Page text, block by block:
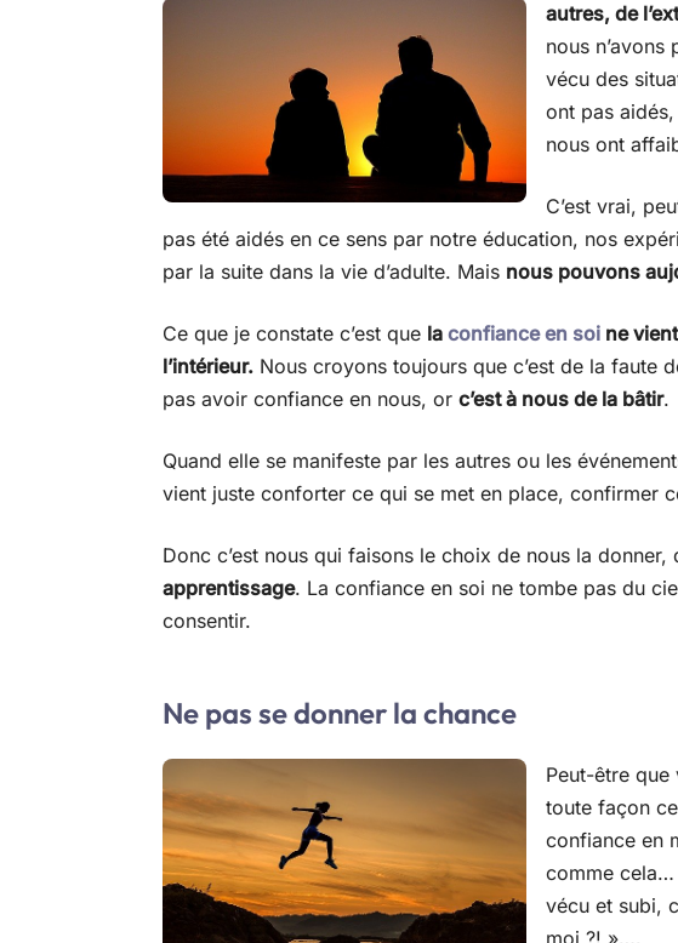
autres, de
nous
vécu des
ont pas
nous ont
C’est vrai,
pas été aidés en ce sens par notre éducation, nos
par la suite dans la vie d’adulte. Mais nous pouvons
Ce que je constate c’est que la confiance en soi ne
l’intérieur. Nous croyons toujours que c’est de la faute
pas avoir confiance en nous, or c’est à nous de la bâtir.
Quand elle se manifeste par les autres ou les
vient juste conforter ce qui se met en place, confirmer
Donc c’est nous qui faisons le choix de nous la
apprentissage. La confiance en soi ne tombe pas du
consentir.
Ne pas se donner la chance
Peut-être que
toute façon
confiance en
comme cela…
vécu et subi,
moi ?! »….